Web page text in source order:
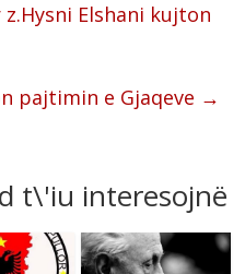
Elshani kujton
pajtimin e Gjaqeve →
t\'iu interesojnë